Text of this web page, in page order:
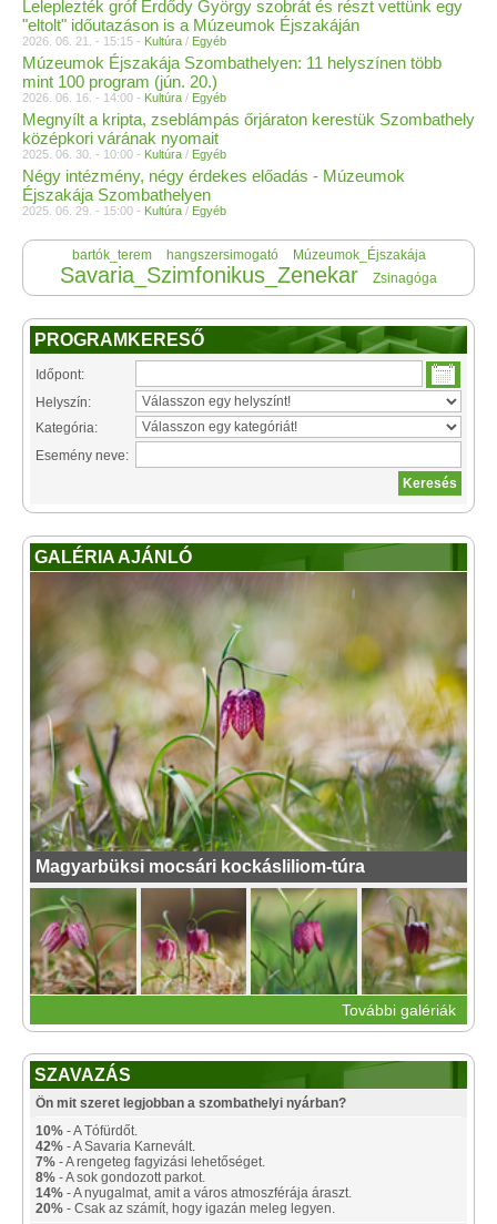
Leleplezték gróf Erdődy György szobrát és részt vettünk egy
"eltolt" időutazáson is a Múzeumok Éjszakáján
2026. 06. 21. - 15:15 - Kultúra / Egyéb
Múzeumok Éjszakája Szombathelyen: 11 helyszínen több
mint 100 program (jún. 20.)
2026. 06. 16. - 14:00 - Kultúra / Egyéb
Megnyílt a kripta, zseblámpás őrjáraton kerestük Szombathely
középkori várának nyomait
2025. 06. 30. - 10:00 - Kultúra / Egyéb
Négy intézmény, négy érdekes előadás - Múzeumok
Éjszakája Szombathelyen
2025. 06. 29. - 15:00 - Kultúra / Egyéb
bartók_terem hangszersimogató Múzeumok_Éjszakája
Savaria_Szimfonikus_Zenekar Zsinagóga
PROGRAMKERESŐ
Időpont:
Helyszín:
Kategória:
Esemény neve:
GALÉRIA AJÁNLÓ
Magyarbüksi mocsári kockásliliom-túra
További galériák
SZAVAZÁS
Ön mit szeret legjobban a szombathelyi nyárban?
10% - A Tófürdőt.
42% - A Savaria Karnevált.
7% - A rengeteg fagyizási lehetőséget.
8% - A sok gondozott parkot.
14% - A nyugalmat, amit a város atmoszférája áraszt.
20% - Csak az számít, hogy igazán meleg legyen.